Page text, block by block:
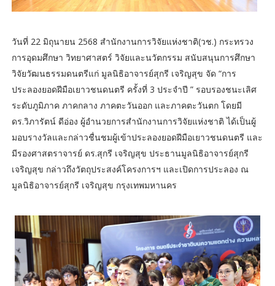
วันที่ 22 มิถุนายน 2568 สำนักงานการวิจัยแห่งชาติ(วช.) กระทรวง
การอุดมศึกษา วิทยาศาสตร์ วิจัยและนวัตกรรม สนับสนุนการศึกษา
วิจัยวัฒนธรรมดนตรีแก่ มูลนิธิอาจารย์สุกรี เจริญสุข จัด “การ
ประลองยอดฝีมือเยาวชนดนตรี ครั้งที่ 3 ประจำปี ” รอบรองชนะเลิศ
ระดับภูมิภาค ภาคกลาง ภาคตะวันออก และภาคตะวันตก โดยมี
ดร.วิภารัตน์ ดีอ่อง ผู้อำนวยการสำนักงานการวิจัยแห่งชาติ ได้เป็นผู้
มอบรางวัลและกล่าวชื่นชมผู้เข้าประลองยอดฝีมือเยาวชนดนตรี และ
มีรองศาสตราจารย์ ดร.สุกรี เจริญสุข ประธานมูลนิธิอาจารย์สุกรี
เจริญสุข กล่าวถึงวัตถุประสงค์โครงการฯ และเปิดการประลอง ณ
มูลนิธิอาจารย์สุกรี เจริญสุข กรุงเทพมหานคร